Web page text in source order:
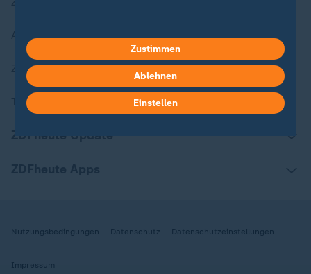
Aktuelle Sendungs-Videos
ZDFheute Stories
Themen im Überblick
ZDFheute Update
Nutzungsbedingungen Datenschutz Datenschutzeinstellungen
Impressum
Zustimmen
Ablehnen
Einstellen